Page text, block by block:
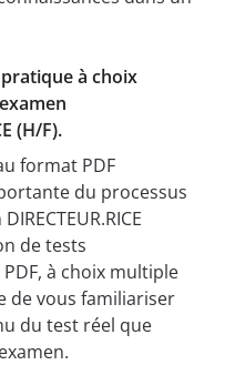
à choix
(H/F).
format PDF
du processus
de tests
à choix multiple
de vous familiariser
du test réel que